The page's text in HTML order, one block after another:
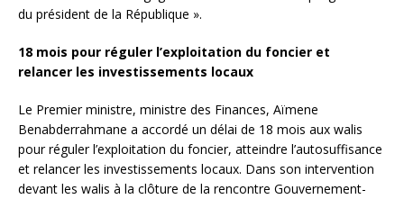
du président de la République ».
18 mois pour réguler l’exploitation du foncier et
relancer les investissements locaux
Le Premier ministre, ministre des Finances, Aïmene
Benabderrahmane a accordé un délai de 18 mois aux walis
pour réguler l’exploitation du foncier, atteindre l’autosuffisance
et relancer les investissements locaux. Dans son intervention
devant les walis à la clôture de la rencontre Gouvernement-